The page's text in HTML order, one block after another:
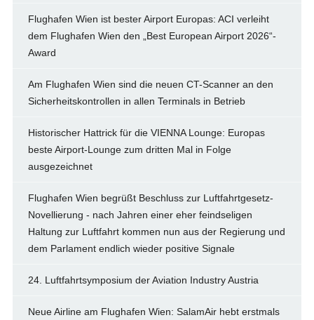
Flughafen Wien ist bester Airport Europas: ACI verleiht
dem Flughafen Wien den „Best European Airport 2026“-
Award
Am Flughafen Wien sind die neuen CT-Scanner an den
Sicherheitskontrollen in allen Terminals in Betrieb
Historischer Hattrick für die VIENNA Lounge: Europas
beste Airport-Lounge zum dritten Mal in Folge
ausgezeichnet
Flughafen Wien begrüßt Beschluss zur Luftfahrtgesetz-
Novellierung - nach Jahren einer eher feindseligen
Haltung zur Luftfahrt kommen nun aus der Regierung und
dem Parlament endlich wieder positive Signale
24. Luftfahrtsymposium der Aviation Industry Austria
Neue Airline am Flughafen Wien: SalamAir hebt erstmals